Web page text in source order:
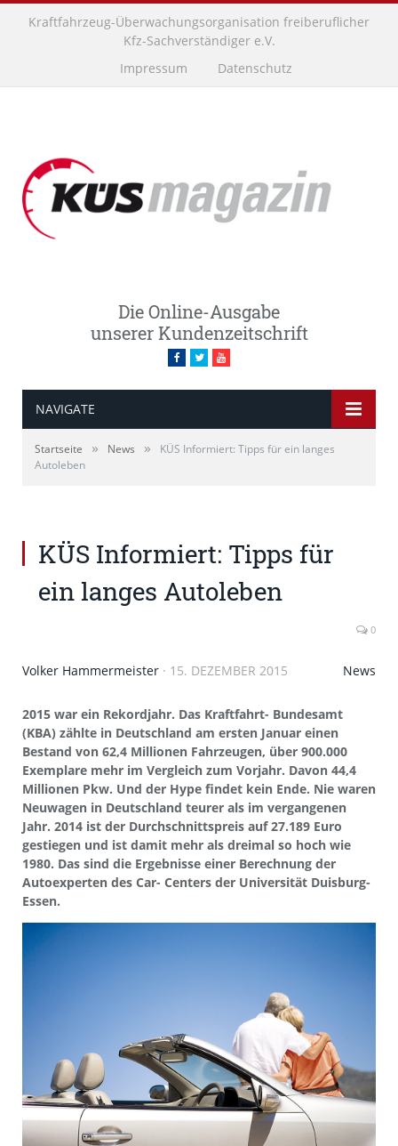
Kraftfahrzeug-Überwachungsorganisation freiberuflicher
Kfz-Sachverständiger e.V.
Impressum
Datenschutz
Die Online-Ausgabe
unserer Kundenzeitschrift
Facebook
TwitterYoutube
NAVIGATE
Startseite » News »
KÜS Informiert: Tipps für ein langes
Autoleben
KÜS Informiert: Tipps für
ein langes Autoleben
0
Volker Hammermeister · 15. DEZEMBER 2015 News
2015 war ein Rekordjahr. Das Kraftfahrt- Bundesamt
(KBA) zählte in Deutschland am ersten Januar einen
Bestand von 62,4 Millionen Fahrzeugen, über 900.000
Exemplare mehr im Vergleich zum Vorjahr. Davon 44,4
Millionen Pkw. Und der Hype findet kein Ende. Nie waren
Neuwagen in Deutschland teurer als im vergangenen
Jahr. 2014 ist der Durchschnittspreis auf 27.189 Euro
gestiegen und ist damit mehr als dreimal so hoch wie
1980. Das sind die Ergebnisse einer Berechnung der
Autoexperten des Car- Centers der Universität Duisburg-
Essen.